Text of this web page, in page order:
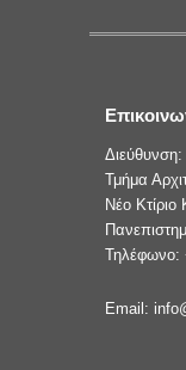
Διεύθυνση:
Τμήμα
Νέο Κτίριο
Τηλέφωνο:
Email: